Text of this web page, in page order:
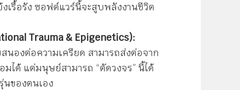
เรื้อรัง ซอฟต์แวร์นี้จะสูบพลังงานชีวิต
Trauma & Epigenetics):
องต่อความเครียด สามารถส่งต่อจาก
ได้ แต่มนุษย์สามารถ “ตัดวงจร” นี้ได้
นของตนเอง